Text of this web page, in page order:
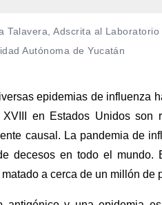
Talavera, Adscrita al
Autónoma de Yucatán
epidemias de influenza
en Estados Unidos son
causal. La pandemia de
decesos en todo el
a cerca de un millón de